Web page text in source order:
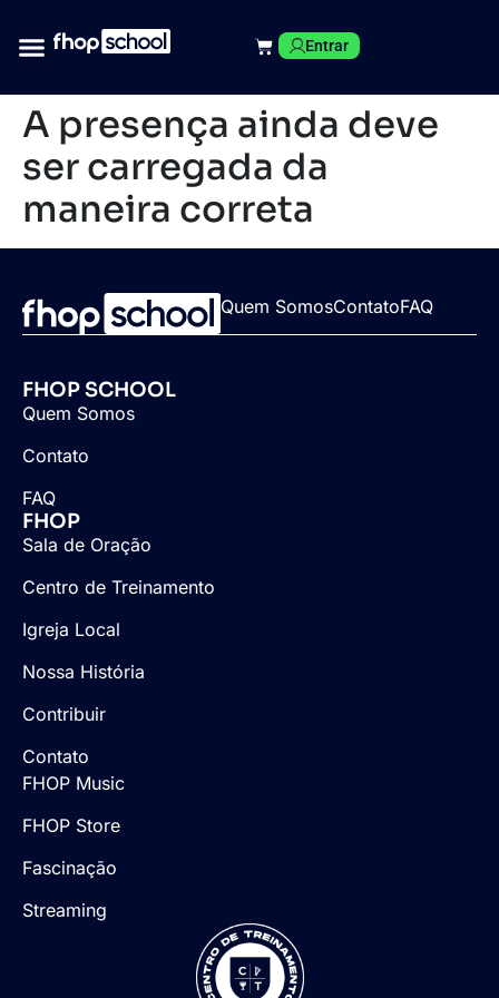
Entrar
A presença ainda deve
ser carregada da
maneira correta
Quem SomosContatoFAQ
FHOP SCHOOL
Quem Somos
Contato
FAQ
FHOP
Sala de Oração
Centro de Treinamento
Igreja Local
Nossa História
Contribuir
Contato
FHOP Music
FHOP Store
Fascinação
Streaming